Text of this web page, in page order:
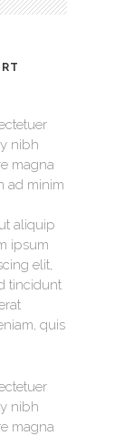
nibh
magna
ad minim
aliquip
ipsum
elit,
tincidunt
quis
nibh
magna